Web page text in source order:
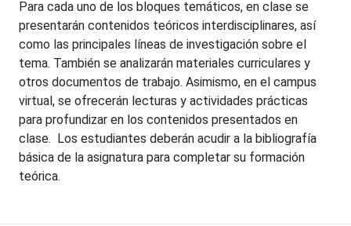
Para cada uno de los bloques temáticos, en clase se
presentarán contenidos teóricos interdisciplinares, así
como las principales líneas de investigación sobre el
tema. También se analizarán materiales curriculares y
otros documentos de trabajo. Asimismo, en el campus
virtual, se ofrecerán lecturas y actividades prácticas
para profundizar en los contenidos presentados en
clase. Los estudiantes deberán acudir a la bibliografía
básica de la asignatura para completar su formación
teórica.